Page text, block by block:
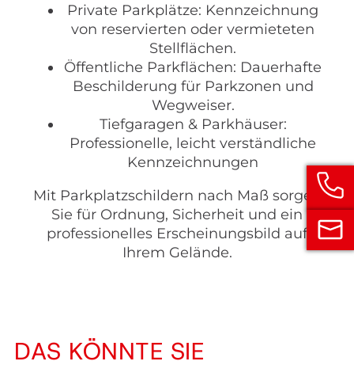
Private Parkplätze: Kennzeichnung
von reservierten oder vermieteten
Stellflächen.
Öffentliche Parkflächen: Dauerhafte
Beschilderung für Parkzonen und
Wegweiser.
Tiefgaragen & Parkhäuser:
Professionelle, leicht verständliche
Kennzeichnungen
Mit Parkplatzschildern nach Maß sorgen
Sie für Ordnung, Sicherheit und ein
professionelles Erscheinungsbild auf
Ihrem Gelände.
DAS KÖNNTE SIE